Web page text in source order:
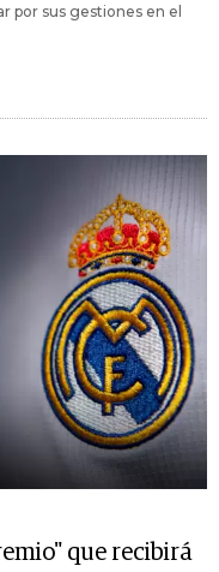
por sus gestiones en el
que recibirá